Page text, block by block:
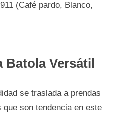
(Café pardo, Blanco,
Batola Versátil
se traslada a prendas
son tendencia en este